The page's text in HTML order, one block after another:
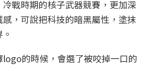
戰時期的核子武器競賽，更加深
，可說把科技的暗黑屬性，塗抹
的時候，會選了被咬掉一口的